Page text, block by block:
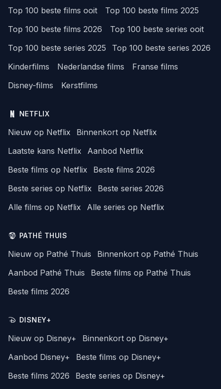
Top 100 beste films ooit
Top 100 beste films 2025
Top 100 beste films 2026
Top 100 beste series ooit
Top 100 beste series 2025
Top 100 beste series 2026
Kinderfilms
Nederlandse films
Franse films
Disney-films
Kerstfilms
NETFLIX
Nieuw op Netflix
Binnenkort op Netflix
Laatste kans Netflix
Aanbod Netflix
Beste films op Netflix
Beste films 2026
Beste series op Netflix
Beste series 2026
Alle films op Netflix
Alle series op Netflix
PATHÉ THUIS
Nieuw op Pathé Thuis
Binnenkort op Pathé Thuis
Aanbod Pathé Thuis
Beste films op Pathé Thuis
Beste films 2026
DISNEY+
Nieuw op Disney+
Binnenkort op Disney+
Aanbod Disney+
Beste films op Disney+
Beste films 2026
Beste series op Disney+